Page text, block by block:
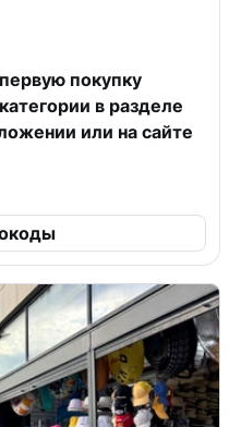
покупку
в разделе
или на сайте